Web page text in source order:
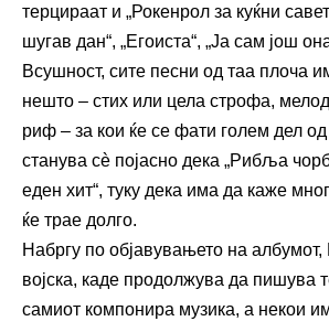
терцираат и „Рокенрол за куќни
шугав дан“, „Егоиста“, „Ја сам још
Всушност, сите песни од таа плоча
нешто – стих или цела строфа,
риф – за кои ќе се фати голем дел
станува сè појасно дека „Рибља
еден хит“, туку дека има да каже
ќе трае долго.
Набргу по објавувањето на
војска, каде продолжува да пишува
самиот компонира музика, а некои